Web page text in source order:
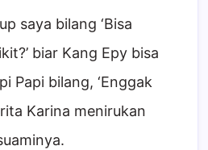
saya bilang ‘Bisa
biar Kang Epy bisa
Papi bilang, ‘Enggak
Karina menirukan